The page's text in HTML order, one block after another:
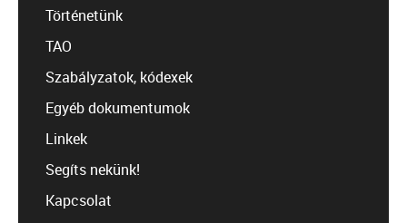
Történetünk
TAO
Szabályzatok, kódexek
Egyéb dokumentumok
Linkek
Segíts nekünk!
Kapcsolat